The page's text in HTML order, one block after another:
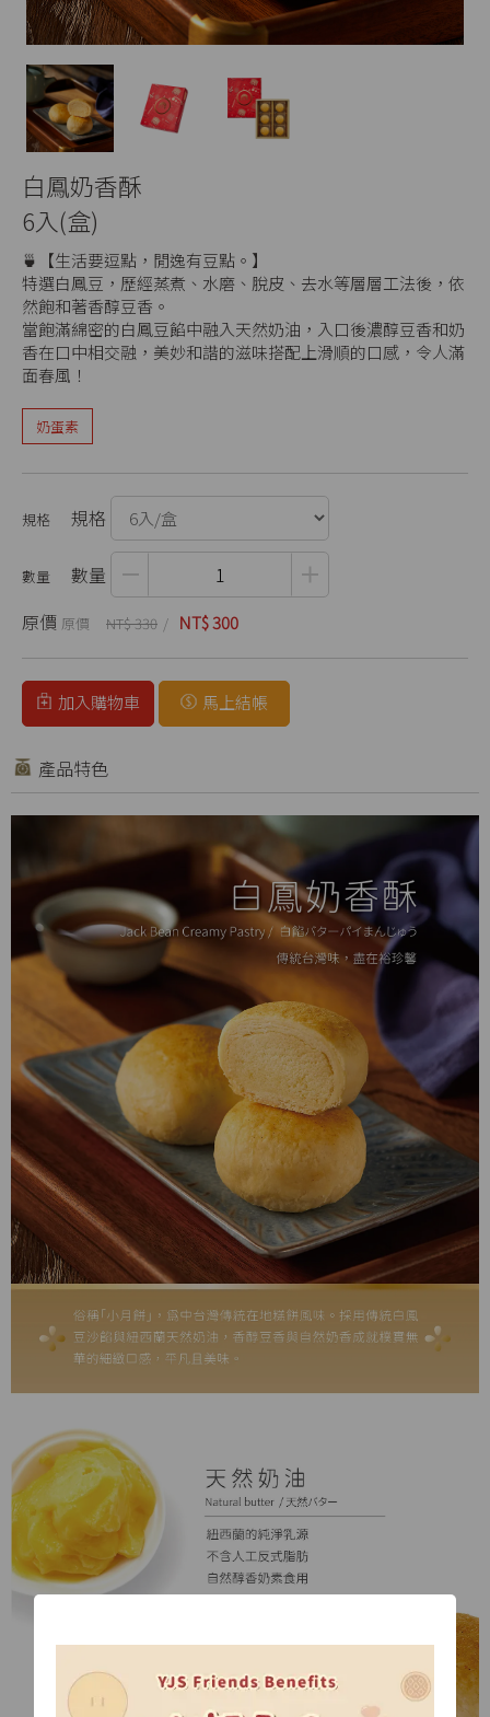
白鳳奶香酥
6入(盒)
🍵【生活要逗點，閒逸有豆點。】
特選白鳳豆，歷經蒸煮、水磨、脫皮、去水等層層工法後，依
然飽和著香醇豆香。
當飽滿綿密的白鳳豆餡中融入天然奶油，入口後濃醇豆香和奶
香在口中相交融，美妙和諧的滋味搭配上滑順的口感，令人滿
面春風！
奶蛋素
規格
數量
原價
NT$ 330 NT$ 300
加入購物車 馬上結帳
產品特色